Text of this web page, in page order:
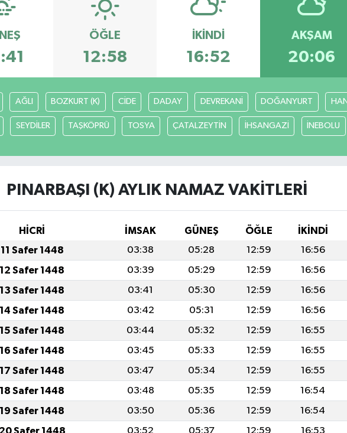
ÖĞLE
12:58
İKINDI
16:52
AKŞAM
20:06
AĞLI BOZKURT (K) CİDE DADAY DEVREKANİ DOĞANYURT
SEYDİLER TAŞKÖPRÜ TOSYA ÇATALZEYTİN İHSANGAZİ İNEBOLU
PINARBAŞI (K) AYLIK NAMAZ VAKITLERI
HİCRİ İMSAK GÜNEŞ ÖĞLE İKINDI
11 Safer 1448 03:38 05:28 12:59 16:56
12 Safer 1448 03:39 05:29 12:59 16:56
13 Safer 1448 03:41 05:30 12:59 16:56
14 Safer 1448 03:42 05:31 12:59 16:56
15 Safer 1448 03:44 05:32 12:59 16:55
16 Safer 1448 03:45 05:33 12:59 16:55
17 Safer 1448 03:47 05:34 12:59 16:55
18 Safer 1448 03:48 05:35 12:59 16:54
19 Safer 1448 03:50 05:36 12:59 16:54